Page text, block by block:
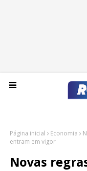
Sexta-
Página inicial Economia
entram em vigor
Novas